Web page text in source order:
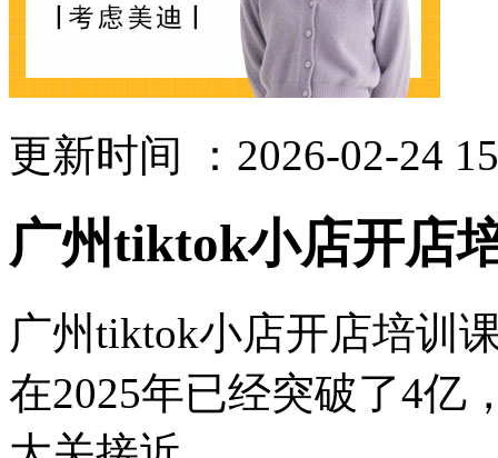
更新时间 ：2026-02-24
广州tiktok小店开店
广州tiktok小店开店培训
在2025年已经突破了4亿